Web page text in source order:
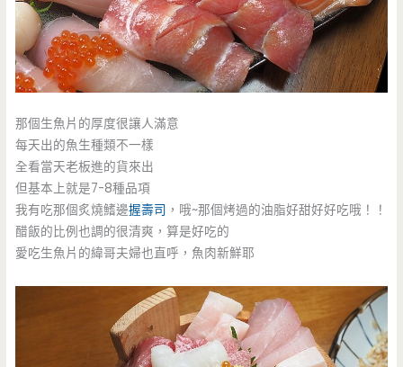
那個生魚片的厚度很讓人滿意
每天出的魚生種類不一樣
全看當天老板進的貨來出
但基本上就是7-8種品項
我有吃那個炙燒鰭邊握壽司 ，哦~那個烤過的油脂好甜好好吃哦！！
醋飯的比例也調的很清爽，算是好吃的
愛吃生魚片的緯哥夫婦也直呼，魚肉新鮮耶